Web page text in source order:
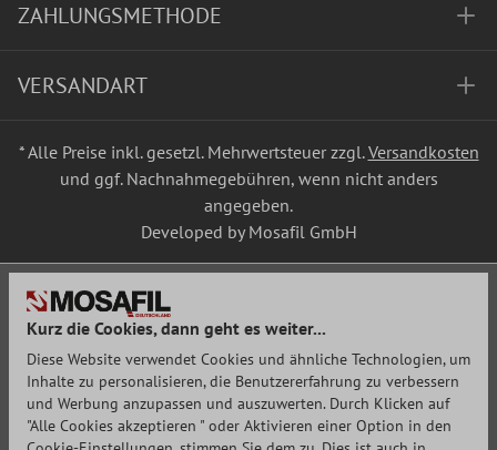
ZAHLUNGSMETHODE
VERSANDART
* Alle Preise inkl. gesetzl. Mehrwertsteuer zzgl.Versandkosten
und ggf. Nachnahmegebühren, wenn nicht anders
angegeben.
Developed by Mosafil GmbH
Kurz die Cookies, dann geht es weiter...
Diese Website verwendet Cookies und ähnliche Technologien, um
Inhalte zu personalisieren, die Benutzererfahrung zu verbessern
und Werbung anzupassen und auszuwerten. Durch Klicken auf
"Alle Cookies akzeptieren " oder Aktivieren einer Option in den